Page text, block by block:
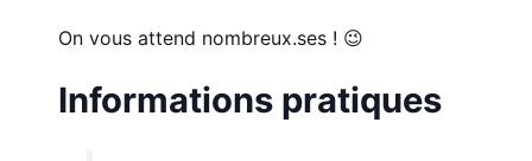
On vous attend nombreux.ses ! 😉
Informations pratiques